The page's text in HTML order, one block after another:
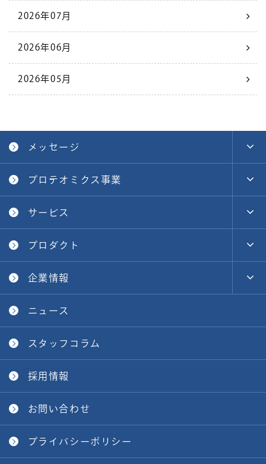
2026年07月
2026年06月
2026年05月
メッセージ
プロテオミクス事業
サービス
プロダクト
企業情報
ニュース
スタッフコラム
採用情報
お問い合わせ
プライバシーポリシー